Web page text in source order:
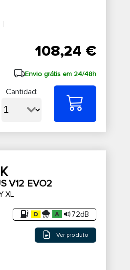
108,24 €
Envio grátis em 24/48h
Cantidad:
V12 EVO2
XL
72dB
Ver produto